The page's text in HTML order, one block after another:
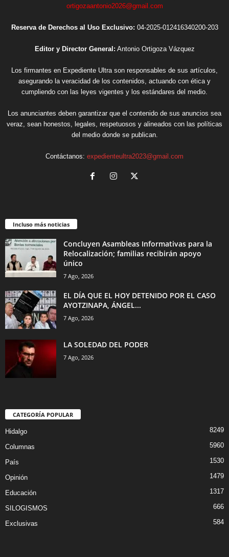
ortigozaantonio2026@gmail.com
Reserva de Derechos al Uso Exclusivo: 04-2025-012416340200-203
Editor y Director General: Antonio Ortigoza Vázquez
Los firmantes en Expediente Ultra son responsables de sus artículos,
asegurando la veracidad de los contenidos, actuando con ética y
cumpliendo con las leyes vigentes y los estándares del medio.
Los anunciantes deben garantizar que el contenido de sus anuncios sea
veraz, sean honestos, legales, respetuosos y alineados con las políticas
del medio donde se publican.
Contáctanos: expedienteultra2023@gmail.com
Incluso más noticias
Concluyen Asambleas Informativas para la
Relocalización; familias recibirán apoyo
único
7 Ago, 2026
EL DÍA QUE EL HOY DETENIDO POR EL CASO
AYOTZINAPA, ÁNGEL...
7 Ago, 2026
LA SOLEDAD DEL PODER
7 Ago, 2026
CATEGORÍA POPULAR
Hidalgo 8249
Columnas 5960
País 1530
Opinión 1479
Educación 1317
SILOGISMOS 666
Exclusivas 584